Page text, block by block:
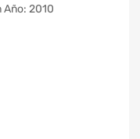
Año: 2010